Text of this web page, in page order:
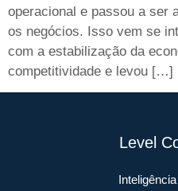
operacional e passou a ser
os negócios. Isso vem se
com a estabilização da
competitividade e levou […]
Level